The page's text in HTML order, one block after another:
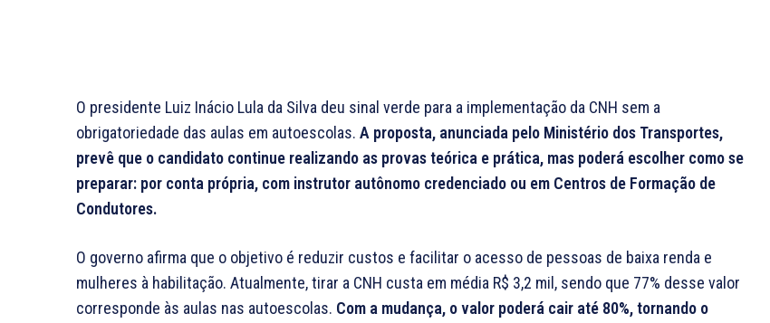
O presidente Luiz Inácio Lula da Silva deu sinal verde para a implementação da CNH sem a
obrigatoriedade das aulas em autoescolas. A proposta, anunciada pelo Ministério dos Transportes,
prevê que o candidato continue realizando as provas teórica e prática, mas poderá escolher como se
preparar: por conta própria, com instrutor autônomo credenciado ou em Centros de Formação de
Condutores.
O governo afirma que o objetivo é reduzir custos e facilitar o acesso de pessoas de baixa renda e
mulheres à habilitação. Atualmente, tirar a CNH custa em média R$ 3,2 mil, sendo que 77% desse valor
corresponde às aulas nas autoescolas. Com a mudança, o valor poderá cair até 80%, tornando o